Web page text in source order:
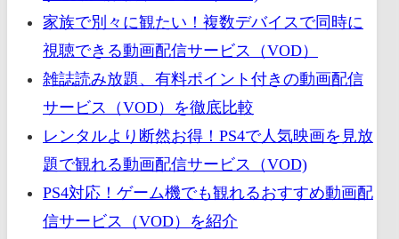
家族で別々に観たい！複数デバイスで同時に
視聴できる動画配信サービス（VOD）
雑誌読み放題、有料ポイント付きの動画配信
サービス（VOD）を徹底比較
レンタルより断然お得！PS4で人気映画を見放
題で観れる動画配信サービス（VOD)
PS4対応！ゲーム機でも観れるおすすめ動画配
信サービス（VOD）を紹介